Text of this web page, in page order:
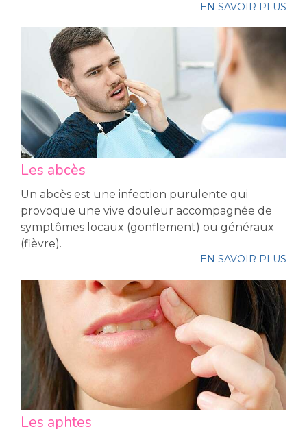
EN SAVOIR PLUS
Les abcès
Un abcès est une infection purulente qui
provoque une vive douleur accompagnée de
symptômes locaux (gonflement) ou généraux
(fièvre).
EN SAVOIR PLUS
Les aphtes